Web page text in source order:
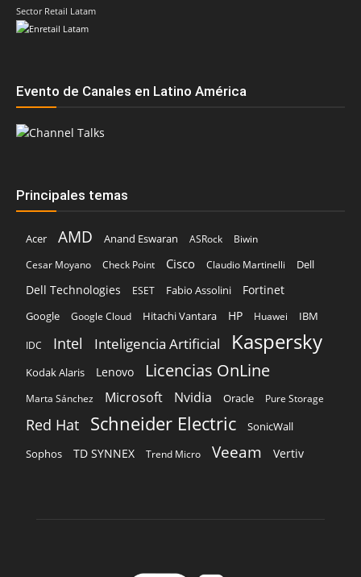
Sector Retail Latam
Evento de Canales en Latino América
Principales temas
Acer AMD Anand Eswaran ASRock
Biwin
Cesar Moyano
Check Point Cisco Claudio Martinelli Dell
Dell Technologies ESET Fabio Assolini Fortinet
Google Google Cloud Hitachi Vantara HP Huawei IBM
IDC Intel Inteligencia Artificial Kaspersky
Kodak Alaris Lenovo Licencias OnLine
Marta Sánchez Microsoft Nvidia Oracle Pure Storage
Red Hat Schneider Electric SonicWall
Sophos TD SYNNEX Trend Micro Veeam Vertiv